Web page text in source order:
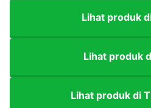
Lihat produk
Lihat produk
Lihat produk di